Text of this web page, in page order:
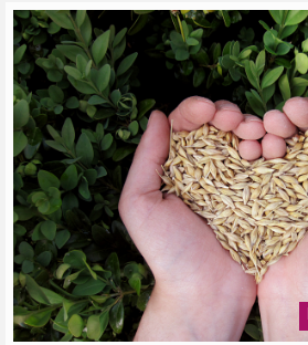
r
r
y
P
e
r
r
é
e
o
p
T
w
i
t
t
o
w
n
T
o
E
a
r
t
h
M
a
g
G
e
e
e
d
e
b
e